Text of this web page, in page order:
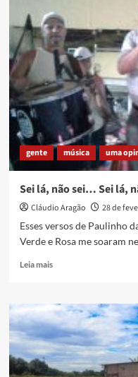
subindo
a
ladeira
gente música uma
Sei lá, não sei… Sei lá,
Cláudio Aragão 28 de
Esses versos de Paulinho
Verde e Rosa me soaram
Leia maisRead
Sei
lá,
não
sei…
Sei
lá,